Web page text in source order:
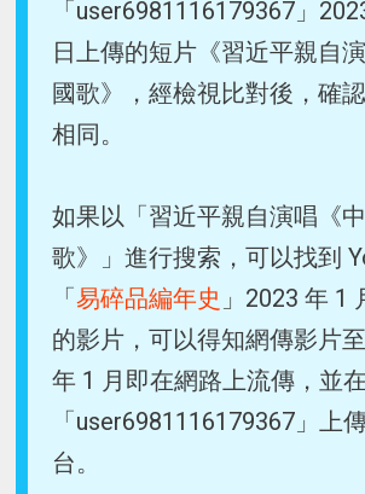
「user6981116179367」
日上傳的短片《習近平親自
國歌》，經檢視比對後，確
相同。
如果以「習近平親自演唱《
歌》」進行搜索，可以找到
「易碎品編年史 」2023 年 1
的影片，可以得知網傳影片
年 1 月即在網路上流傳，並
「user6981116179367」上
台。